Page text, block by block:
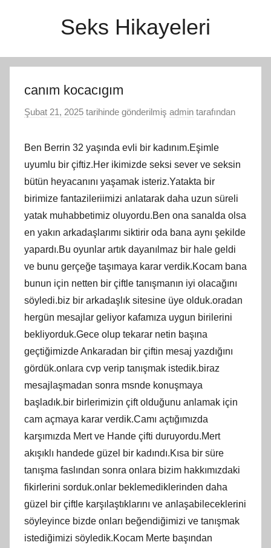
Seks Hikayeleri
canım kocacıgım
Şubat 21, 2025 tarihinde gönderilmiş admin tarafından
Ben Berrin 32 yaşında evli bir kadınım.Eşimle
uyumlu bir çiftiz.Her ikimizde seksi sever ve seksin
bütün heyacanını yaşamak isteriz.Yatakta bir
birimize fantazileriimizi anlatarak daha uzun süreli
yatak muhabbetimiz oluyordu.Ben ona sanalda olsa
en yakın arkadaşlarımı siktirir oda bana aynı şekilde
yapardı.Bu oyunlar artık dayanılmaz bir hale geldi
ve bunu gerçeğe taşımaya karar verdik.Kocam bana
bunun için netten bir çiftle tanışmanın iyi olacağını
söyledi.biz bir arkadaşlık sitesine üye olduk.oradan
hergün mesajlar geliyor kafamıza uygun birilerini
bekliyorduk.Gece olup tekarar netin başına
geçtiğimizde Ankaradan bir çiftin mesaj yazdığını
gördük.onlara cvp verip tanışmak istedik.biraz
mesajlaşmadan sonra msnde konuşmaya
başladık.bir birlerimizin çift olduğunu anlamak için
cam açmaya karar verdik.Camı açtığımızda
karşımızda Mert ve Hande çifti duruyordu.Mert
akışıklı handede güzel bir kadındı.Kısa bir süre
tanışma faslından sonra onlara bizim hakkımızdaki
fikirlerini sorduk.onlar beklemediklerinden daha
güzel bir çiftle karşılaştıklarını ve anlaşabileceklerini
söyleyince bizde onları beğendiğimizi ve tanışmak
istediğimizi söyledik.Kocam Merte başından